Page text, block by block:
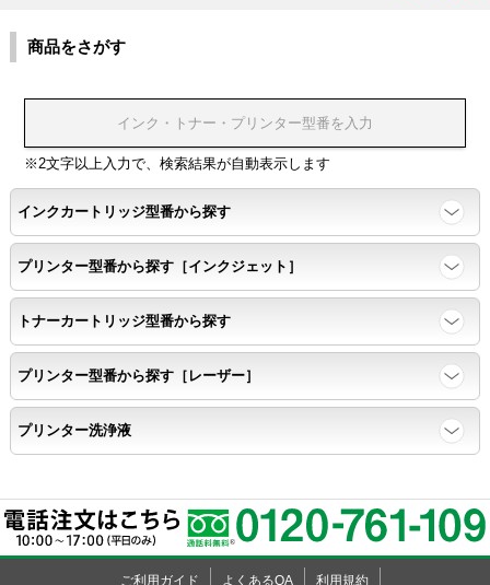
印刷耐久性
ページ印刷可能枚数・連続印刷時の安定性・経時変化の影響の確
認
寿命レポート
ページ収量、1,000ページあたりのパウダー消費量、転写率、
SAD値を計測
落下試験
外観
商品をさがす
※2文字以上入力で、検索結果が自動表示します
インクカートリッジ型番から探す
プリンター型番から探す［インクジェット］
トナーカートリッジ型番から探す
プリンター型番から探す［レーザー］
プリンター洗浄液
ご利用ガイド よくあるQA 利用規約